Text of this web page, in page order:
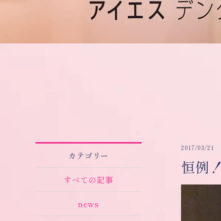
カテゴリー
すべての記事
news
2017/03/21
恒例